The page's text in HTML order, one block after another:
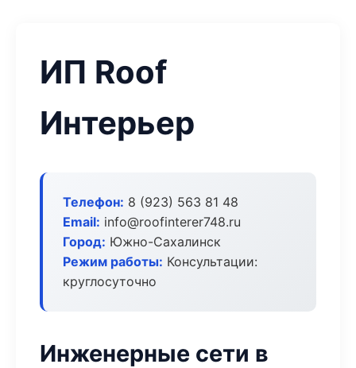
ИП Roof
Интерьер
Телефон: 8 (923) 563 81 48
Email: info@roofinterer748.ru
Город: Южно-Сахалинск
Режим работы: Консультации:
круглосуточно
Инженерные сети в